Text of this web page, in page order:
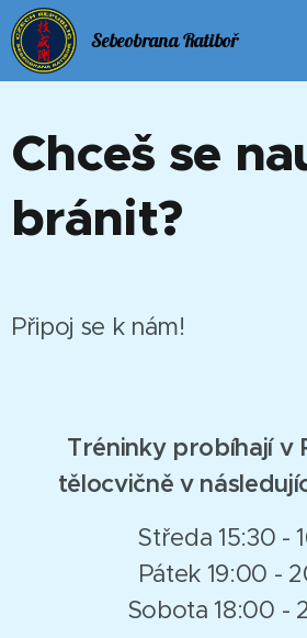
Sebeobrana Ratiboř
Chceš se
bránit?
Připoj se k nám!
Tréninky probíhají v
tělocvičně v
Středa 15:30 -
Pátek 19:00 -
Sobota 18:00 -